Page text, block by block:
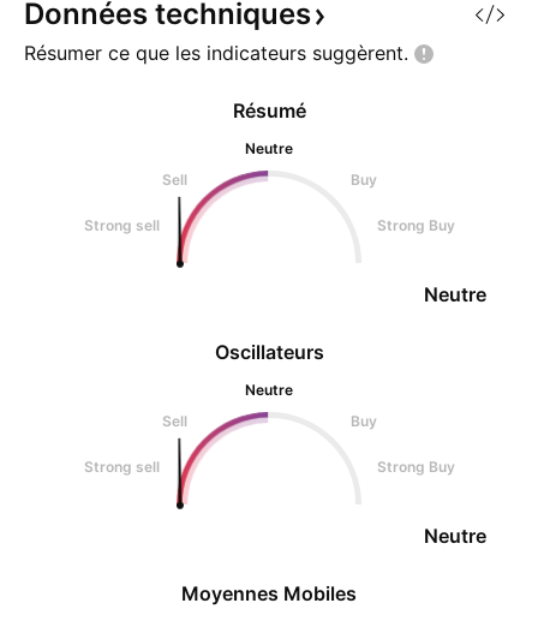
Données techniques
Résumer ce que les indicateurs suggèrent.
Oscillateurs
Neutre
Sell
Buy
Strong sell Strong Buy
Neutre
Résumé
Neutre
Sell
Buy
Strong sell Strong Buy
Neutre
Moyennes Mobiles